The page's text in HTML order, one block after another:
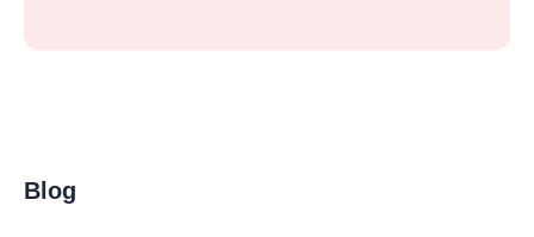
Blog